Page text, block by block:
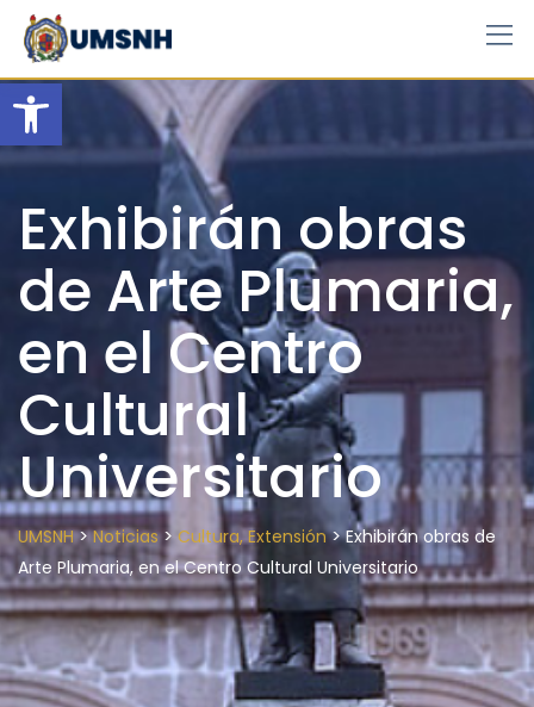
Open toolbar
Skip
content
Exhibirán obras
de Arte Plumaria,
en el Centro
Cultural
Universitario
UMSNH>Noticias> Cultura, Extensión>Exhibirán obras de
Arte Plumaria, en el Centro Cultural Universitario